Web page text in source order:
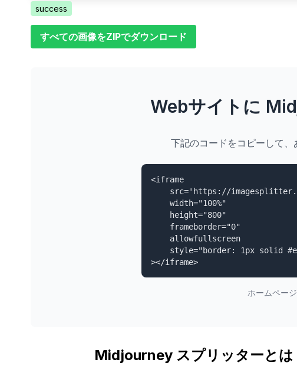
success
すべての画像をZIPでダウンロード
Webサイトに
下記のコードをコピーして
<iframe
></iframe>
ホームペー
Midjourney スプリッターとは